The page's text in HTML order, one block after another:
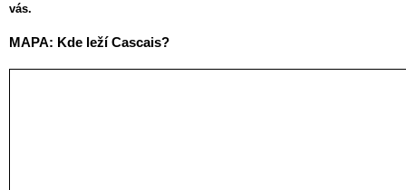
vás.
MAPA: Kde leží Cascais?